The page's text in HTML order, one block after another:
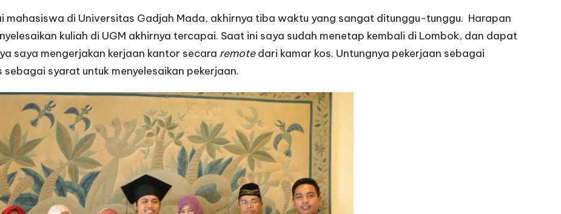
mahasiswa di Universitas Gadjah Mada, akhirnya tiba waktu yang sangat ditunggu-tunggu. Harapan
kuliah di UGM akhirnya tercapai. Saat ini saya sudah menetap kembali di Lombok, dan dapat
saya mengerjakan kerjaan kantor secara remotedari kamar kos. Untungnya pekerjaan sebagai
syarat untuk menyelesaikan pekerjaan.